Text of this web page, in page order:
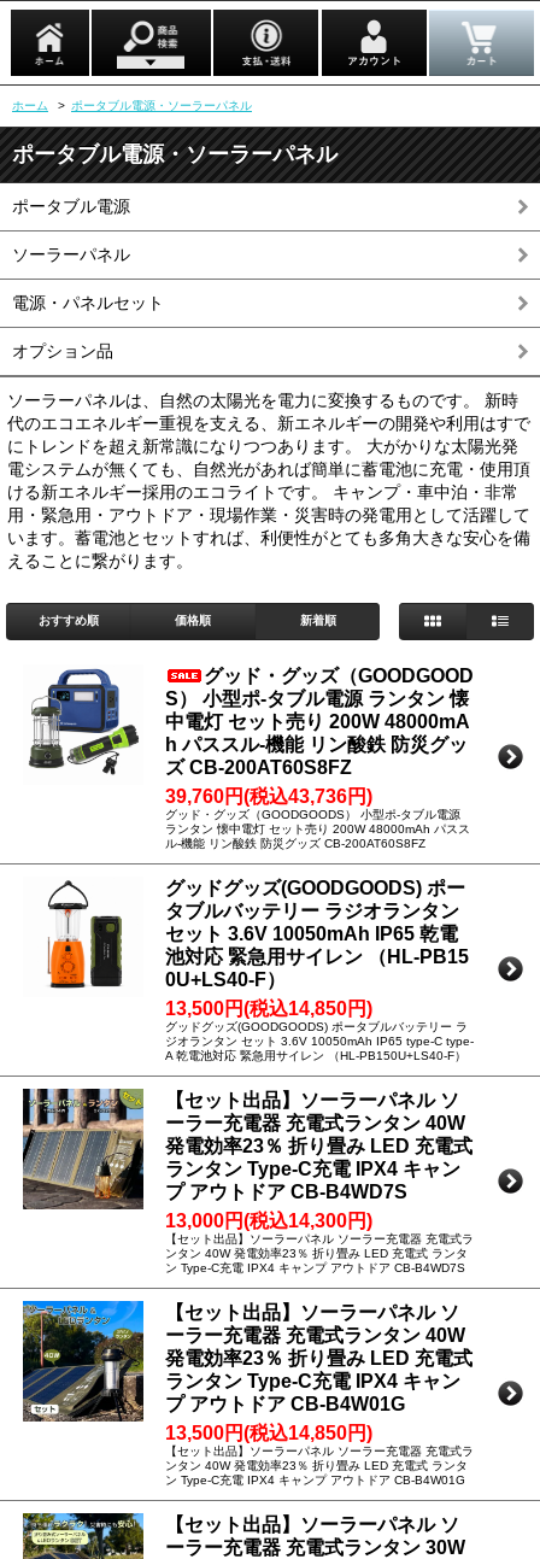
ホーム > ポータブル電源・ソーラーパネル
ポータブル電源・ソーラーパネル
ポータブル電源
ソーラーパネル
電源・パネルセット
オプション品
ソーラーパネルは、自然の太陽光を電力に変換するものです。 新時
代のエコエネルギー重視を支える、新エネルギーの開発や利用はすで
にトレンドを超え新常識になりつつあります。 大がかりな太陽光発
電システムが無くても、自然光があれば簡単に蓄電池に充電・使用頂
ける新エネルギー採用のエコライトです。 キャンプ・車中泊・非常
用・緊急用・アウトドア・現場作業・災害時の発電用として活躍して
います。蓄電池とセットすれば、利便性がとても多角大きな安心を備
えることに繋がります。
おすすめ順 価格順 新着順
グッド・グッズ（GOODGOOD
S） 小型ポ-タブル電源 ランタン 懐
中電灯 セット売り 200W 48000mA
h パススル-機能 リン酸鉄 防災グッ
ズ CB-200AT60S8FZ
39,760円(税込43,736円)
グッド・グッズ（GOODGOODS） 小型ポ-タブル電源
ランタン 懐中電灯 セット売り 200W 48000mAh パスス
ル-機能 リン酸鉄 防災グッズ CB-200AT60S8FZ
グッドグッズ(GOODGOODS) ポー
タブルバッテリー ラジオランタン
セット 3.6V 10050mAh IP65 乾電
池対応 緊急用サイレン （HL-PB15
0U+LS40-F）
13,500円(税込14,850円)
グッドグッズ(GOODGOODS) ポータブルバッテリー ラ
ジオランタン セット 3.6V 10050mAh IP65 type-C type-
A 乾電池対応 緊急用サイレン （HL-PB150U+LS40-F）
【セット出品】ソーラーパネル ソ
ーラー充電器 充電式ランタン 40W
発電効率23％ 折り畳み LED 充電式
ランタン Type-C充電 IPX4 キャン
プ アウトドア CB-B4WD7S
13,000円(税込14,300円)
【セット出品】ソーラーパネル ソーラー充電器 充電式ラ
ンタン 40W 発電効率23％ 折り畳み LED 充電式 ランタ
ン Type-C充電 IPX4 キャンプ アウトドア CB-B4WD7S
【セット出品】ソーラーパネル ソ
ーラー充電器 充電式ランタン 40W
発電効率23％ 折り畳み LED 充電式
ランタン Type-C充電 IPX4 キャン
プ アウトドア CB-B4W01G
13,500円(税込14,850円)
【セット出品】ソーラーパネル ソーラー充電器 充電式ラ
ンタン 40W 発電効率23％ 折り畳み LED 充電式 ランタ
ン Type-C充電 IPX4 キャンプ アウトドア CB-B4W01G
【セット出品】ソーラーパネル ソ
ーラー充電器 充電式ランタン 30W